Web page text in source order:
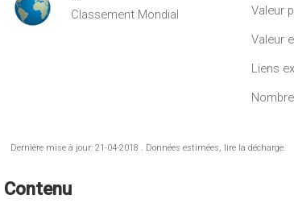
Classement Mondial Valeur
Valeur
Liens
Dernière mise à jour: 21-04-2018 . Données estimées, lire la décharge.
Contenu